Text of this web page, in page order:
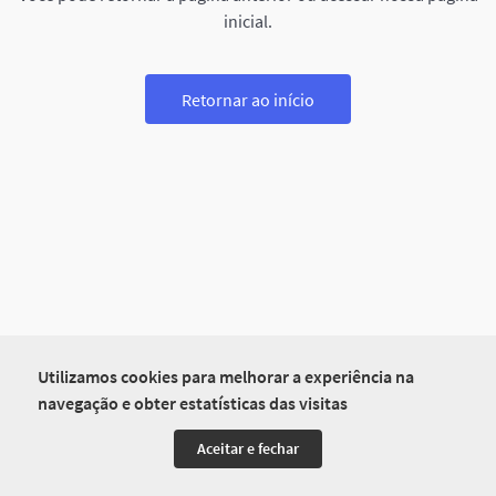
Utilizamos cookies para melhorar a experiência na
navegação e obter estatísticas das visitas
Aceitar e fechar
inicial.
Retornar ao início